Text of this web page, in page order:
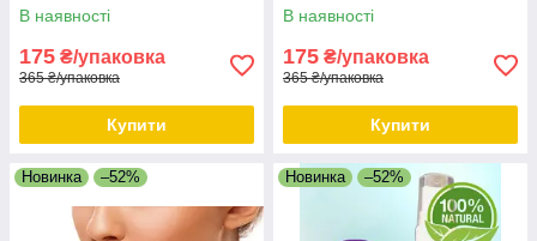
В наявності
175 ₴/упаковка
365 ₴/упаковка
Купити
В наявності
175 ₴/упаковка
365 ₴/упаковка
Купити
Новинка –52% Новинка –52%